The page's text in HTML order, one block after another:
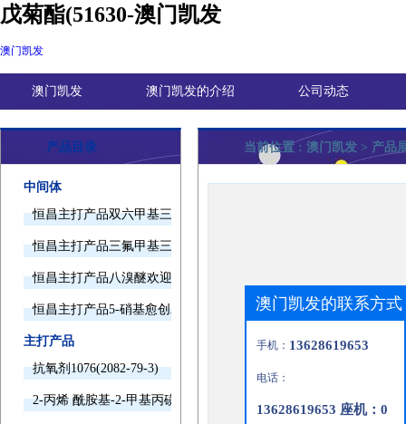
戊菊酯(51630-澳门凯发
澳门凯发
澳门凯发 澳门凯发的介绍 公司动态
产品目录
中间体
恒昌主打产品双六甲基三胺欢迎询价
恒昌主打产品三氟甲基三甲基硅烷欢迎询价
恒昌主打产品八溴醚欢迎询价
恒昌主打产品5-硝基愈创木酚钠欢迎询价
主打产品
抗氧剂1076(2082-79-3)
2-丙烯 酰胺基-2-甲基丙磺酸(15214-89-8)
当前位置 : 澳门凯发 > 产品
澳门凯发的联系方式
手机： 13628619653
电话：
13628619653 座机：0